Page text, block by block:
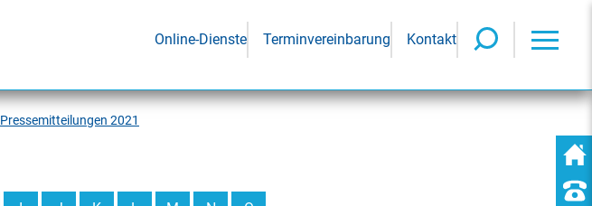
Online-Dienste Terminvereinbarung Kontakt
Pressemitteilungen 2021